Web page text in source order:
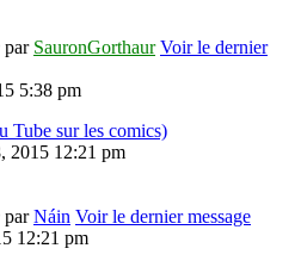
par SauronGorthaur Voir le dernier
5:38 pm
Tube sur les comics)
2015 12:21 pm
parNáin Voir le dernier message
12:21 pm